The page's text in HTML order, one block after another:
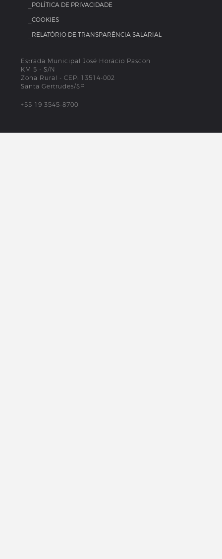
_POLÍTICA DE PRIVACIDADE
_COOKIES
_RELATÓRIO DE TRANSPARÊNCIA SALARIAL
Estrada Municipal José Horácio Pascon
KM 5 - S/N
Zona Rural - CEP: 13514-002
Santa Gertrudes/SP
+55 19 3545-8700